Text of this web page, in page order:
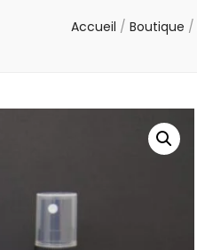
Accueil / Boutique /